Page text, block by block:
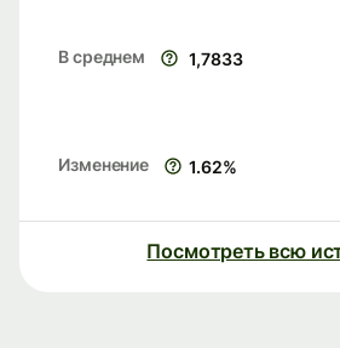
В среднем 1,7833
Изменение 1.62%
Посмотреть всю